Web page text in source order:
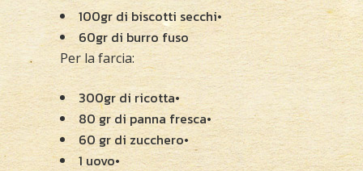
100gr di biscotti secchi•
60gr di burro fuso
Per la farcia:
300gr di ricotta•
80 gr di panna fresca•
60 gr di zucchero•
1 uovo•